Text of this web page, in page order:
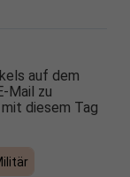
auf dem
Mail zu
diesem Tag